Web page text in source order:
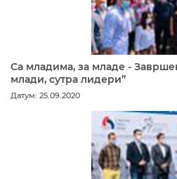
Са младима, за младе -
млади, сутра лидери”
Датум: 25.09.2020